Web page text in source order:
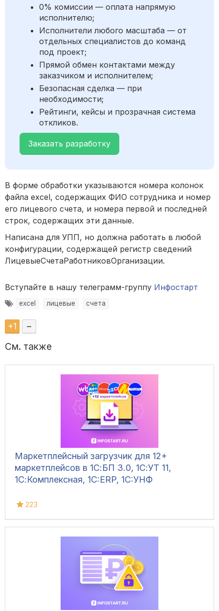
0% комиссии — оплата напрямую
исполнителю;
Исполнители любого масштаба — от
отдельных специалистов до команд
под проект;
Прямой обмен контактами между
заказчиком и исполнителем;
Безопасная сделка — при
необходимости;
Рейтинги, кейсы и прозрачная система
откликов.
Заказать разработку
В форме обработки указываются номера колонок
файла excel, содержащих ФИО сотрудника и номер
его лицевого счета, и номера первой и последней
строк, содержащих эти данные.
Написана для УПП, но должна работать в любой
конфигурации, содержащей регистр сведений
ЛицевыеСчетаРаботниковОрганизации.
Вступайте в нашу телеграмм-группу Инфостарт
excel лицевые счета
+1 –
См. также
Маркетплейсный загрузчик для 12+
маркетплейсов в 1С:БП 3.0, 1С:УТ 11,
1С:Комплексная, 1C:ERP, 1C:УНФ
223